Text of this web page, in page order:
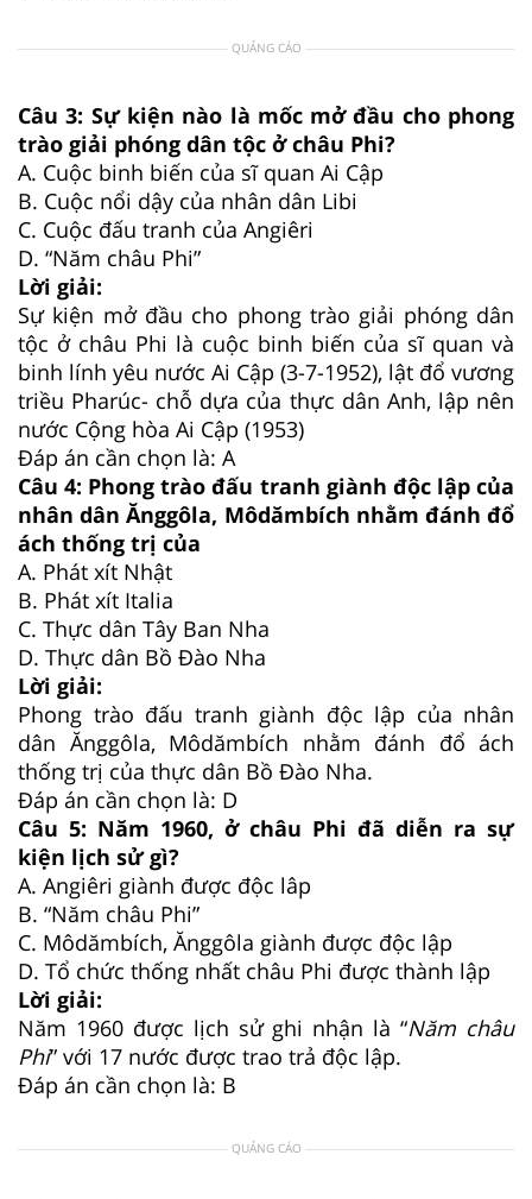
QUẢNG CÁO
Câu 3: Sự kiện nào là mốc mở đầu cho phong
trào giải phóng dân tộc ở châu Phi?
A. Cuộc binh biến của sĩ quan Ai Cập
B. Cuộc nổi dậy của nhân dân Libi
C. Cuộc đấu tranh của Angiêri
D. “Năm châu Phi”
Lời giải:
Sự kiện mở đầu cho phong trào giải phóng dân
tộc ở châu Phi là cuộc binh biến của sĩ quan và
binh lính yêu nước Ai Cập (3-7-1952), lật đổ vương
triều Pharúc- chỗ dựa của thực dân Anh, lập nên
nước Cộng hòa Ai Cập (1953)
Đáp án cần chọn là: A
Câu 4: Phong trào đấu tranh giành độc lập của
nhân dân Ănggôla, Môdămbích nhằm đánh đổ
ách thống trị của
A. Phát xít Nhật
B. Phát xít Italia
C. Thực dân Tây Ban Nha
D. Thực dân Bồ Đào Nha
Lời giải:
Phong trào đấu tranh giành độc lập của nhân
dân Ănggôla, Môdămbích nhằm đánh đổ ách
thống trị của thực dân Bồ Đào Nha.
Đáp án cần chọn là: D
Câu 5: Năm 1960, ở châu Phi đã diễn ra sự
kiện lịch sử gì?
A. Angiêri giành được độc lâp
B. “Năm châu Phi”
C. Môdămbích, Ănggôla giành được độc lập
D. Tổ chức thống nhất châu Phi được thành lập
Lời giải:
Năm 1960 được lịch sử ghi nhận là “Năm châu
Phi” với 17 nước được trao trả độc lập.
Đáp án cần chọn là: B
QUẢNG CÁO